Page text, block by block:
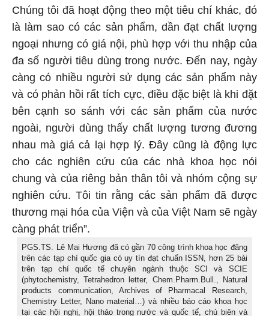
Chúng tôi đã hoạt động theo một tiêu chí khác, đó
là làm sao có các sản phẩm, dần đạt chất lượng
ngoại nhưng có giá nội, phù hợp với thu nhập của
đa số người tiêu dùng trong nước. Đến nay, ngày
càng có nhiều người sử dụng các sản phẩm này
và có phản hồi rất tích cực, điều đặc biệt là khi đặt
bên cạnh so sánh với các sản phẩm của nước
ngoài, người dùng thấy chất lượng tương đương
nhau mà giá cả lại hợp lý. Đây cũng là động lực
cho các nghiên cứu của các nhà khoa học nói
chung và của riêng bản thân tôi và nhóm cộng sự
nghiên cứu. Tôi tin rằng các sản phẩm đã được
thương mại hóa của Viện và của Việt Nam sẽ ngày
càng phát triển”.
PGS.TS. Lê Mai Hương đã có gần 70 công trình khoa học đăng
trên các tạp chí quốc gia có uy tín đạt chuẩn ISSN, hơn 25 bài
trên tạp chí quốc tế chuyên ngành thuộc SCI và SCIE
(phytochemistry, Tetrahedron letter, Chem.Pharm.Bull., Natural
products communication, Archives of Pharmacal Research,
Chemistry Letter, Nano material…) và nhiều báo cáo khoa học
tại các hội nghị, hội thảo trong nước và quốc tế, chủ biên và